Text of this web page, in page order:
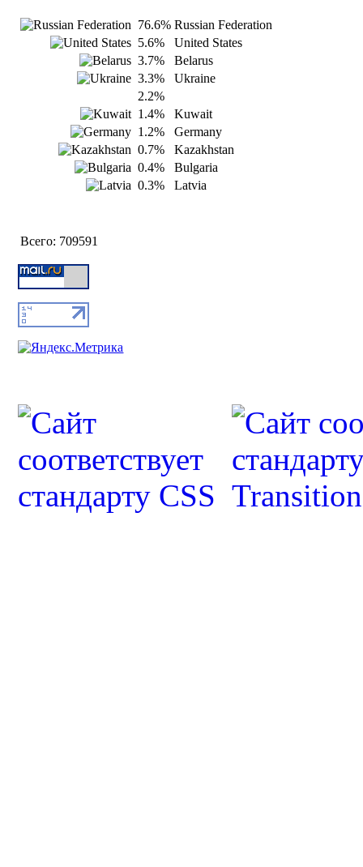
76.6% Russian Federation
5.6%
United States
3.7%
Belarus
3.3%
Ukraine
2.2%
1.4%
Kuwait
1.2%
Germany
0.7%
Kazakhstan
0.4%
Bulgaria
0.3%
Latvia
Всего: 709591